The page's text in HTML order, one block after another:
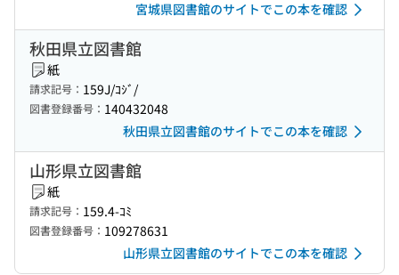
宮城県図書館のサイトでこの本を確認
秋田県立図書館
紙
請求記号： 159J/ｺｼﾞ/
図書登録番号： 140432048
秋田県立図書館のサイトでこの本を確認
山形県立図書館
紙
請求記号： 159.4-ｺﾐ
図書登録番号： 109278631
山形県立図書館のサイトでこの本を確認